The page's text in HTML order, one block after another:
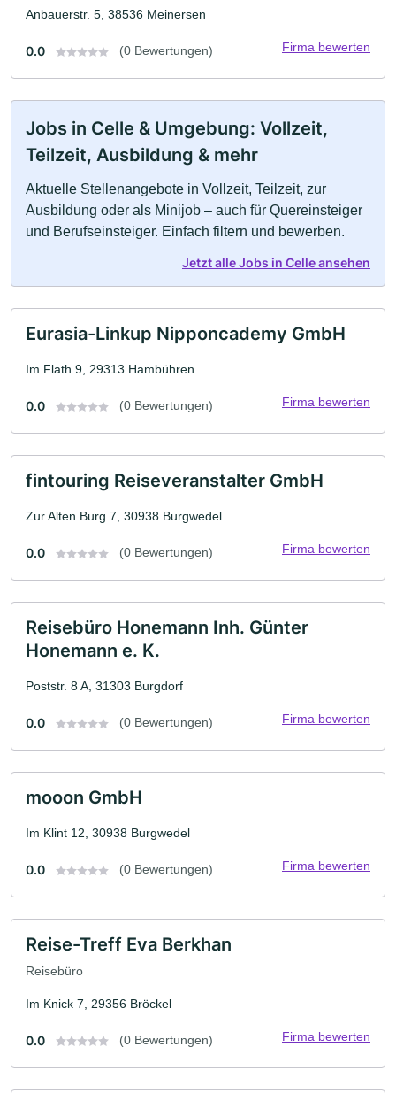
Anbauerstr. 5, 38536 Meinersen
0.0 (0 Bewertungen) Firma bewerten
Jobs in Celle & Umgebung: Vollzeit,
Teilzeit, Ausbildung & mehr
Aktuelle Stellenangebote in Vollzeit, Teilzeit, zur
Ausbildung oder als Minijob – auch für Quereinsteiger
und Berufseinsteiger. Einfach filtern und bewerben.
Jetzt alle Jobs in Celle ansehen
Eurasia-Linkup Nipponcademy GmbH
Im Flath 9, 29313 Hambühren
0.0 (0 Bewertungen) Firma bewerten
fintouring Reiseveranstalter GmbH
Zur Alten Burg 7, 30938 Burgwedel
0.0 (0 Bewertungen) Firma bewerten
Reisebüro Honemann Inh. Günter
Honemann e. K.
Poststr. 8 A, 31303 Burgdorf
0.0 (0 Bewertungen) Firma bewerten
mooon GmbH
Im Klint 12, 30938 Burgwedel
0.0 (0 Bewertungen) Firma bewerten
Reise-Treff Eva Berkhan
Reisebüro
Im Knick 7, 29356 Bröckel
0.0 (0 Bewertungen) Firma bewerten